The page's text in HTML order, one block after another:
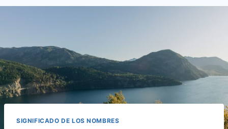
SIGNIFICADO DE LOS NOMBRES